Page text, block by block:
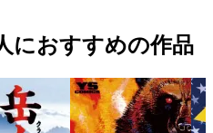
におすすめの作品